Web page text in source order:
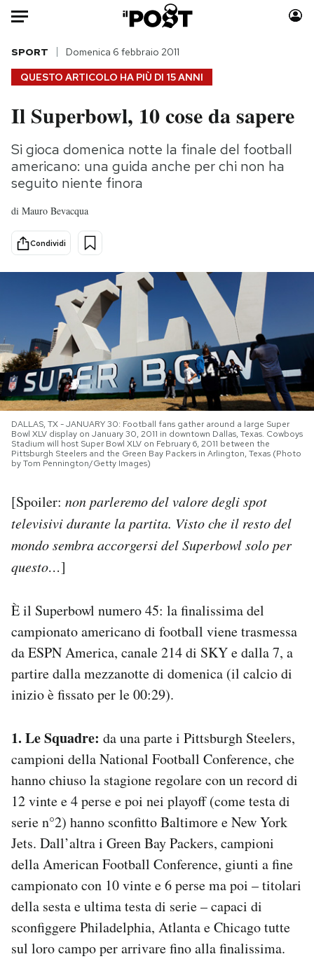
Auto
HOME
Italia
Politica
Tecnologia
Scienza
Cultura
Economia
Moda
Consumismi
Storie/Idee
Mondiali calcio 2026
PODCAST
NEWSLETTER
I MIEI PREFERITI
CALENDARIO
AREA PERSONALE
Newsletter
Notifiche mobile
Regala il Post
Hai bisogno di aiuto?
Esci
QUESTO ARTICOLO HA PIÙ DI 15 ANNI
SPORT Domenica 6 febbraio 2011
Il Superbowl, 10 cose da sapere
Si gioca domenica notte la finale del football
americano: una guida anche per chi non ha
seguito niente finora
di Mauro Bevacqua
Condividi
DALLAS, TX - JANUARY 30: Football fans gather around a large Super
Bowl XLV display on January 30, 2011 in downtown Dallas, Texas. Cowboys
Stadium will host Super Bowl XLV on February 6, 2011 between the
Pittsburgh Steelers and the Green Bay Packers in Arlington, Texas (Photo
by Tom Pennington/Getty Images)
[Spoiler: non parleremo del valore degli spot
televisivi durante la partita. Visto che il resto del
mondo sembra accorgersi del Superbowl solo per
questo…]
È il Superbowl numero 45: la finalissima del
campionato americano di football viene trasmessa
da ESPN America, canale 214 di SKY e dalla 7, a
partire dalla mezzanotte di domenica (il calcio di
inizio è fissato per le 00:29).
1. Le Squadre: da una parte i Pittsburgh Steelers,
campioni della National Football Conference, che
hanno chiuso la stagione regolare con un record di
12 vinte e 4 perse e poi nei playoff (come testa di
serie n°2) hanno sconfitto Baltimore e New York
Jets. Dall’altra i Green Bay Packers, campioni
della American Football Conference, giunti a fine
campionato con 10 vinte e 6 perse ma poi – titolari
della sesta e ultima testa di serie – capaci di
sconfiggere Philadelphia, Atlanta e Chicago tutte
sul loro campo per arrivare fino alla finalissima.